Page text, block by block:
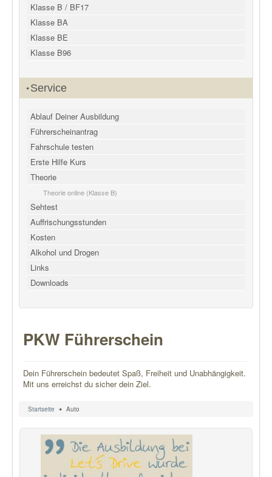
Klasse B / BF17
Klasse BA
Klasse BE
Klasse B96
Service
Ablauf Deiner Ausbildung
Führerscheinantrag
Fahrschule testen
Erste Hilfe Kurs
Theorie
Theorie online (Klasse B)
Sehtest
Auffrischungsstunden
Kosten
Alkohol und Drogen
Links
Downloads
PKW Führerschein
Dein Führerschein bedeutet Spaß, Freiheit und Unabhängigkeit.
Mit uns erreichst du sicher dein Ziel.
Startseite Auto